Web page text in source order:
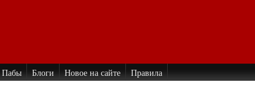
Пабы Блоги Новое на сайте Правила